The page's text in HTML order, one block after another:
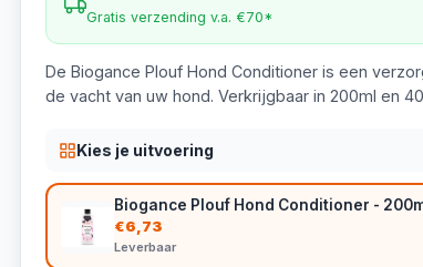
Gratis verzending v.a. €70*
De Biogance Plouf Hond Conditioner is een
de vacht van uw hond. Verkrijgbaar in 200ml en
Kies je uitvoering
Biogance Plouf Hond Conditioner -
€6,73
Leverbaar